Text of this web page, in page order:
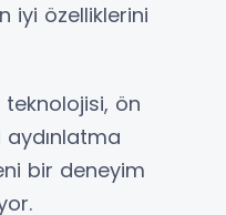
iyi özelliklerini
teknolojisi, ön
bir deneyim